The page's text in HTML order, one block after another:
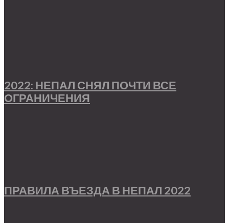
2022: НЕПАЛ СНЯЛ ПОЧТИ ВСЕ
ОГРАНИЧЕНИЯ
ПРАВИЛА ВЪЕЗДА В НЕПАЛ 2022